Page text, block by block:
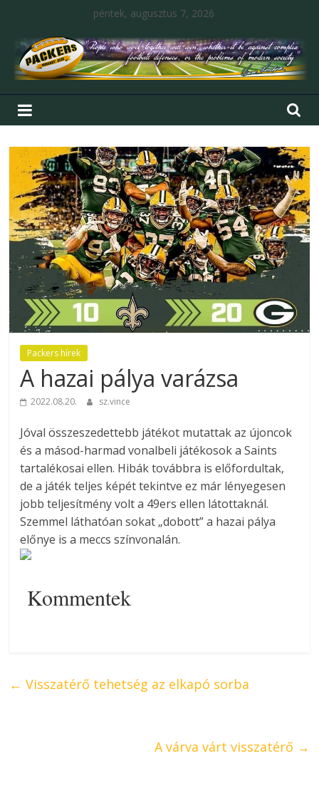
péntek, augusztus 7, 2026
Packers hírek
A hazai pálya varázsa
2022.08.20. sz.vince
Jóval összeszedettebb játékot mutattak az újoncok
és a másod-harmad vonalbeli játékosok a Saints
tartalékosai ellen. Hibák továbbra is előfordultak,
de a játék teljes képét tekintve ez már lényegesen
jobb teljesítmény volt a 49ers ellen látottaknál.
Szemmel láthatóan sokat „dobott” a hazai pálya
előnye is a meccs színvonalán.
Kommentek
← Visszatérő tehetség az elkapó sorba
A várva várt visszatérő →